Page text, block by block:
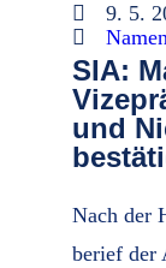
9. 5.
SIA:
und
Nach der
berief der